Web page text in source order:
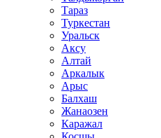
Тараз
Туркестан
Уральск
Аксу
Алтай
Аркалык
Арыс
Балхаш
Жанаозен
Каражал